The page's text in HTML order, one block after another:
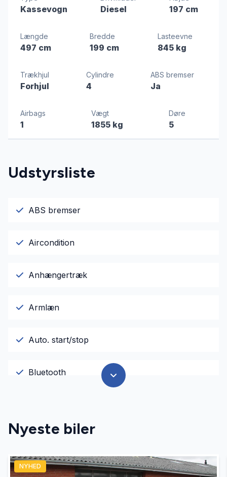
Kassevogn Diesel 197 cm
Længde
497 cm
Bredde
199 cm
Lasteevne
845 kg
Trækhjul
Forhjul
Cylindre
4
ABS bremser
Ja
Airbags
1
Vægt
1855 kg
Døre
5
Udstyrsliste
ABS bremser
Aircondition
Anhængertræk
Armlæn
Auto. start/stop
Bluetooth
El-ruder
El-spejle
Nyeste biler
NYHED